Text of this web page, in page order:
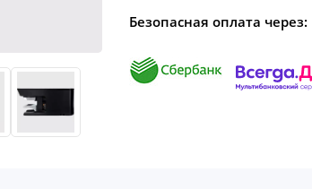
Безопасная оплата через: